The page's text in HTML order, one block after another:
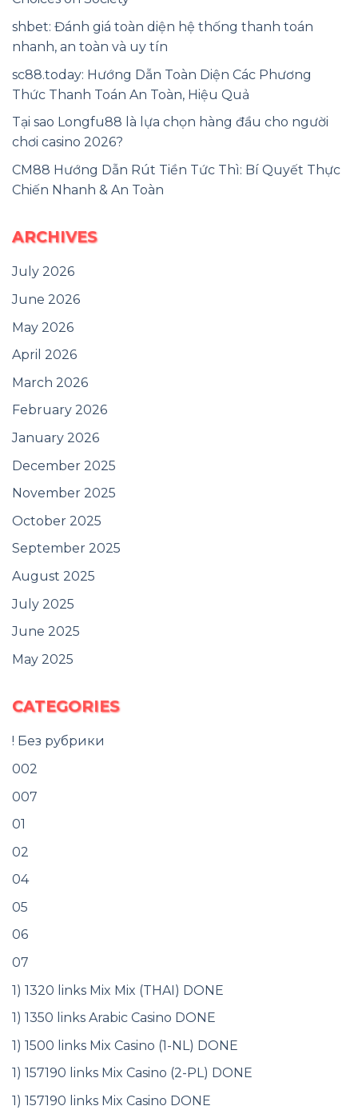
shbet: Đánh giá toàn diện hệ thống thanh toán
nhanh, an toàn và uy tín
sc88.today: Hướng Dẫn Toàn Diện Các Phương
Thức Thanh Toán An Toàn, Hiệu Quả
Tại sao Longfu88 là lựa chọn hàng đầu cho người
chơi casino 2026?
CM88 Hướng Dẫn Rút Tiền Tức Thì: Bí Quyết Thực
Chiến Nhanh & An Toàn
ARCHIVES
July 2026
June 2026
May 2026
April 2026
March 2026
February 2026
January 2026
December 2025
November 2025
October 2025
September 2025
August 2025
July 2025
June 2025
May 2025
CATEGORIES
! Без рубрики
002
007
01
02
04
05
06
07
1) 1320 links Mix Mix (THAI) DONE
1) 1350 links Arabic Casino DONE
1) 1500 links Mix Casino (1-NL) DONE
1) 157190 links Mix Casino (2-PL) DONE
1) 157190 links Mix Casino DONE